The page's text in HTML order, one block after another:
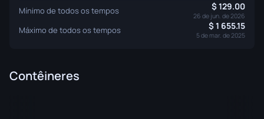
Mínimo de todos os tempos 129.00
26 de jun. de 2026
Máximo de todos os tempos 1 655.15
5 de mar. de 2025
Contêineres